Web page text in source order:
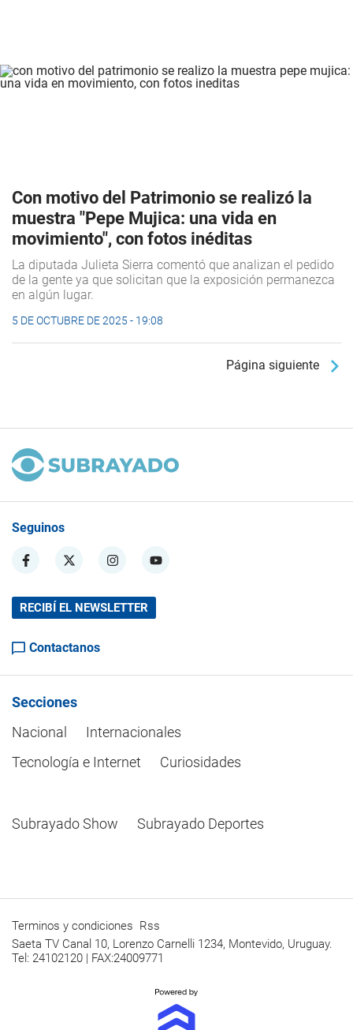
Con motivo del Patrimonio se realizó la
muestra "Pepe Mujica: una vida en
movimiento", con fotos inéditas
La diputada Julieta Sierra comentó que analizan el pedido
de la gente ya que solicitan que la exposición permanezca
en algún lugar.
5 DE OCTUBRE DE 2025 - 19:08
Página siguiente
Seguinos
RECIBÍ EL NEWSLETTER
Contactanos
Secciones
Nacional
Internacionales
Tecnología e Internet
Curiosidades
Subrayado Show Subrayado Deportes
Terminos y condiciones Rss
Saeta TV Canal 10, Lorenzo Carnelli 1234, Montevido, Uruguay.
Tel: 24102120 | FAX:24009771